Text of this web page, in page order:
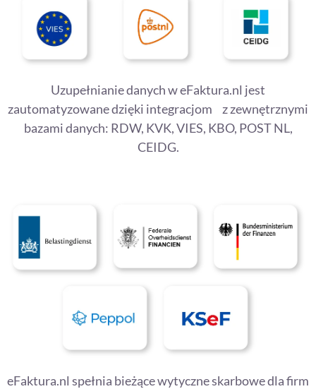
Uzupełnianie danych w eFaktura.nl jest
zautomatyzowane dzięki integracjom z zewnętrznymi
bazami danych: RDW, KVK, VIES, KBO, POST NL,
CEIDG.
eFaktura.nl spełnia bieżące wytyczne skarbowe dla firm